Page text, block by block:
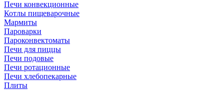
Печи конвекционные
Котлы пищеварочные
Мармиты
Пароварки
Пароконвектоматы
Печи для пиццы
Печи подовые
Печи ротационные
Печи хлебопекарные
Плиты